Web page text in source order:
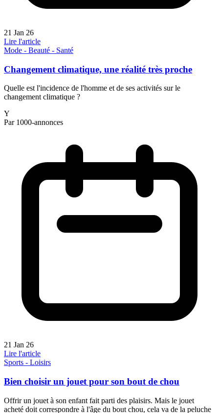
21 Jan 26
Lire l'article
Mode - Beauté - Santé
Changement climatique, une réalité très proche
Quelle est l'incidence de l'homme et de ses activités sur le
changement climatique ?
Y
Par 1000-annonces
21 Jan 26
Lire l'article
Sports - Loisirs
Bien choisir un jouet pour son bout de chou
Offrir un jouet à son enfant fait parti des plaisirs. Mais le jouet
acheté doit correspondre à l'âge du bout chou, cela va de la peluche